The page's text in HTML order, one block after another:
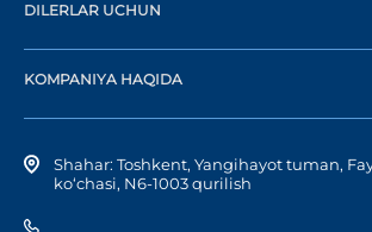
DILERLAR UCHUN
Diler bo‘lish
Shaxsiy kabinetga kirish
KOMPANIYA HAQIDA
Kompaniya tarixi
Shahar: Toshkent, Yangihayot tuman,
ko‘chasi, N6-1003 qurilish